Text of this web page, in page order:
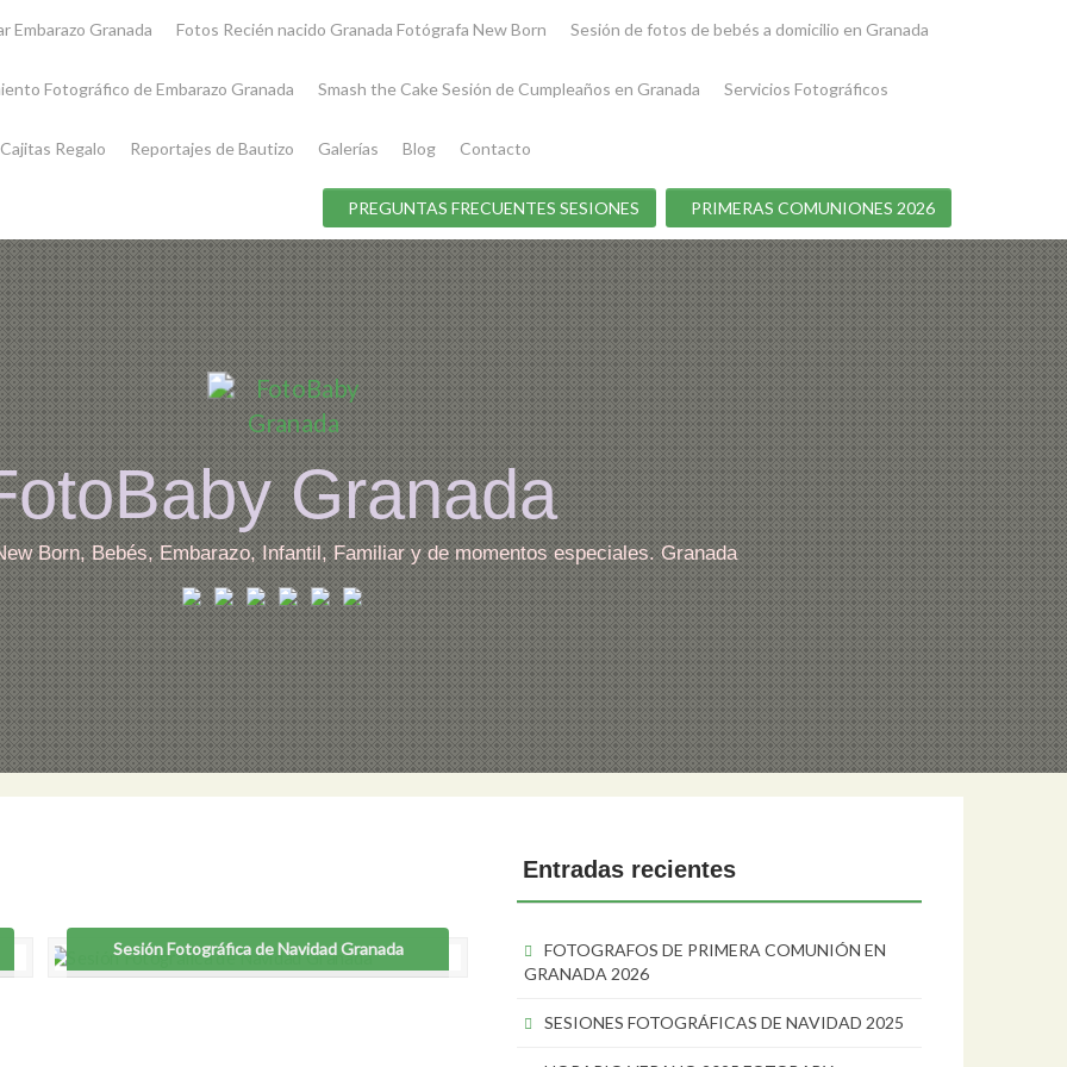
Embarazo Granada Fotos Recién nacido Granada Fotógrafa New Born Sesión de fotos de bebés a domicilio en Granada
Fotográfico de Embarazo Granada Smash the Cake Sesión de Cumpleaños en Granada Servicios Fotográficos
Cajitas Regalo Reportajes de Bautizo Galerías Blog Contacto
PREGUNTAS FRECUENTES SESIONES PRIMERAS COMUNIONES 2026
Granada
Born, Bebés, Embarazo, Infantil, Familiar y de momentos especiales. Granada
Sesión Fotográfica de Navidad Granada
Entradas recientes
FOTOGRAFOS DE PRIMERA COMUNIÓN EN
GRANADA 2026
SESIONES FOTOGRÁFICAS DE NAVIDAD 2025